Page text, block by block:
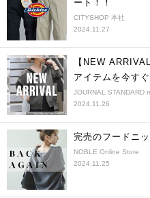
ート！！
CITYSHOP 本社
2024.11.27
【NEW
アイテムを今す
JOURNAL STANDARD
2024.11.26
完売のフードニ
NOBLE Online Store
2024.11.25